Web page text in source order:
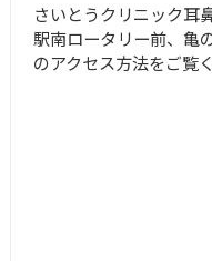
さいとうクリニック耳
駅南ロータリー前、亀
のアクセス方法をご覧